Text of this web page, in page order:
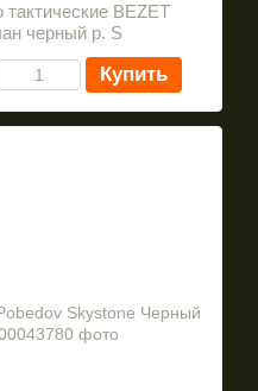
тактические BEZET
черный р. S
Купить